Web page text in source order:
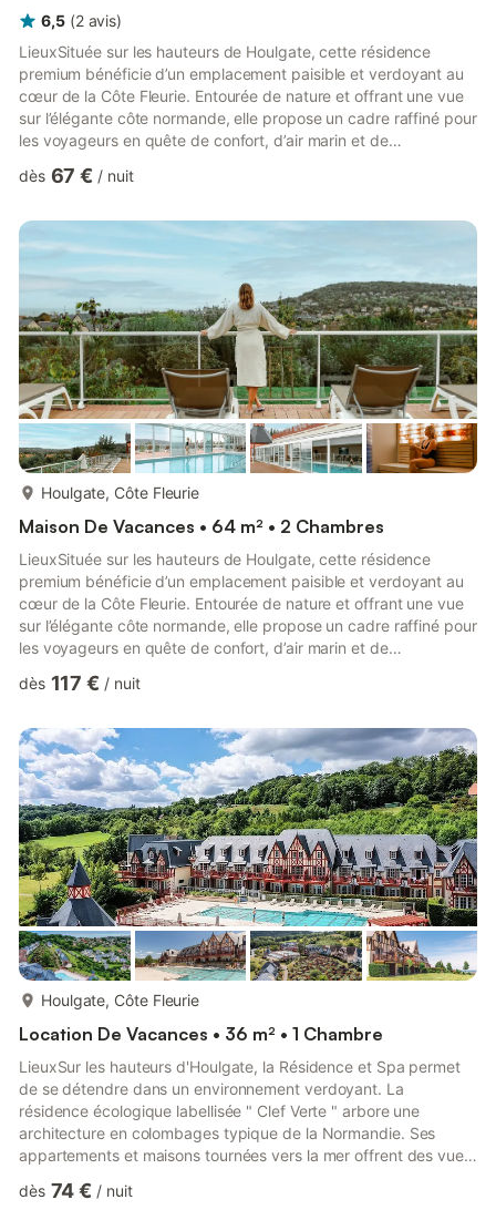
6,5 (2 avis)
LieuxSituée sur les hauteurs de Houlgate, cette résidence
premium bénéficie d’un emplacement paisible et verdoyant au
cœur de la Côte Fleurie. Entourée de nature et offrant une vue
sur l’élégante côte normande, elle propose un cadre raffiné pour
les voyageurs en quête de confort, d’air marin et de
résidence dispose de l’Algotherm Spa, un espace entièrement
de soins, se détendre dans l’espace bien-être et accéder au
hammam ainsi qu’au sauna inclus. Les soins spa sont dispo...
dès 67 € / nuit
Houlgate, Côte Fleurie
Maison De Vacances • 64 m² • 2 Chambres
LieuxSituée sur les hauteurs de Houlgate, cette résidence
premium bénéficie d’un emplacement paisible et verdoyant au
cœur de la Côte Fleurie. Entourée de nature et offrant une vue
sur l’élégante côte normande, elle propose un cadre raffiné pour
les voyageurs en quête de confort, d’air marin et de
résidence dispose de l’Algotherm Spa, un espace entièrement
de soins, se détendre dans l’espace bien-être et accéder au
hammam ainsi qu’au sauna inclus. Les soins spa sont dispo...
dès 117 € / nuit
Houlgate, Côte Fleurie
Location De Vacances • 36 m² • 1 Chambre
LieuxSur les hauteurs d'Houlgate, la Résidence et Spa permet
de se détendre dans un environnement verdoyant. La
résidence écologique labellisée " Clef Verte " arbore une
architecture en colombages typique de la Normandie. Ses
appartements et maisons tournées vers la mer offrent des vues
extérieure chauffée avec solarium de mai à septembre et d'un
dès 74 € / nuit